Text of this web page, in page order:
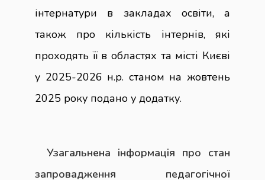
інтернатури в закладах освіти, а
також про кількість інтернів, які
проходять її в областях та місті Києві
у 2025-2026 н.р. станом на жовтень
2025 року подано у додатку.
Узагальнена інформація про стан
запровадження педагогічної